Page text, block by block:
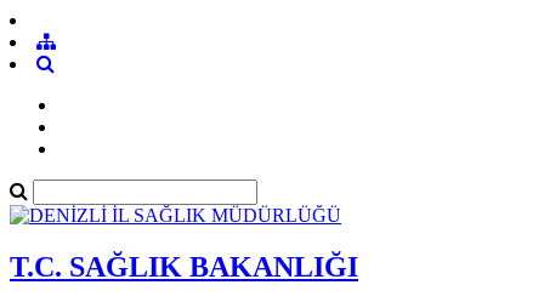
T.C. SAĞLIK BAKANLIĞI